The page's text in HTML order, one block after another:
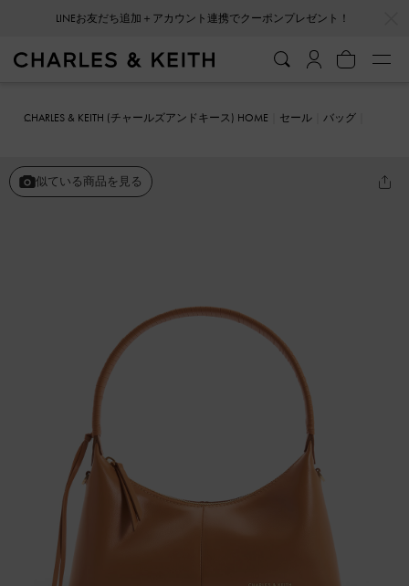
LINEお友だち追加＋アカウント連携でクーポンプレゼント！
CHARLES & KEITH (チャールズアンドキース) HOME セール
バッグ
似ている商品を見る